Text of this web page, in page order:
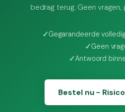
bedrag terug. Geen
Gegarandeerde
Geen
Antwoord
Bestel nu -